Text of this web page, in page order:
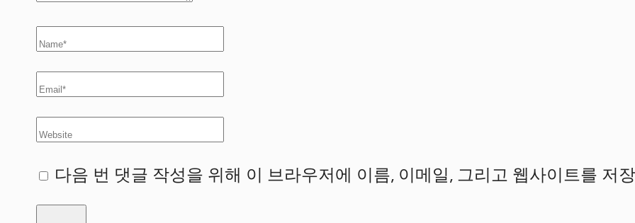
다음 번 댓글 작성을 위해 이 브라우저에 이름, 이메일, 그리고 웹사이트를 저